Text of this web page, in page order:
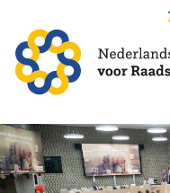
Alles Nieuws